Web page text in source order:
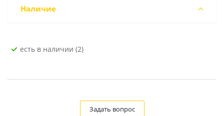
Наличие
Есть в наличии (2)
Задать вопрос